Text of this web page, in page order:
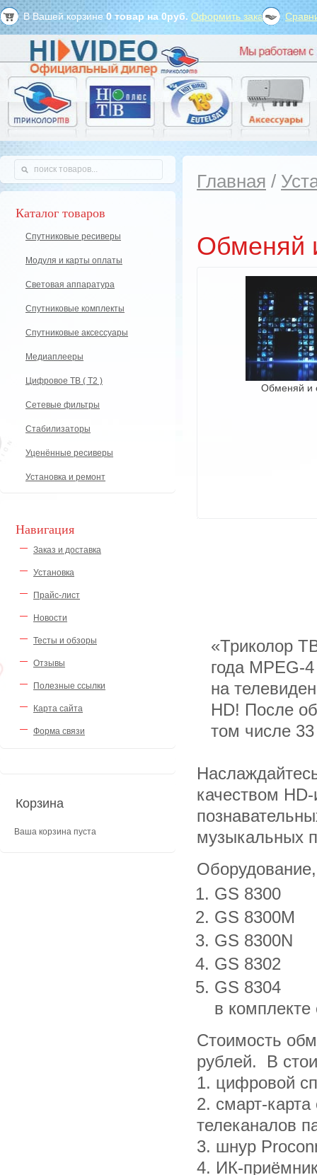
В Вашей корзине 0 товар на 0руб. Оформить заказ?
Каталог товаров
Спутниковые ресиверы
Модуля и карты оплаты
Световая аппаратура
Спутниковые комплекты
Спутниковые аксессуары
Медиаплееры
Цифровое ТВ ( Т2 )
Сетевые фильтры
Стабилизаторы
Уценённые ресиверы
Установка и ремонт
Навигация
Заказ и доставка
Установка
Прайс-лист
Новости
Тесты и обзоры
Отзывы
Полезные ссылки
Карта сайта
Форма связи
Корзина
Ваша корзина пуста
Главная /
Обменяй
Обменяй и
«Триколор
года MPEG-
на
HD! После
том числе
качеством
музыкальных
GS 8300
GS 8300M
GS 8300N
GS 8302
GS 8304
в комплекте
Стоимость
рублей. В
1. цифровой
2. смарт-
телеканалов
3. шнур
4. ИК-